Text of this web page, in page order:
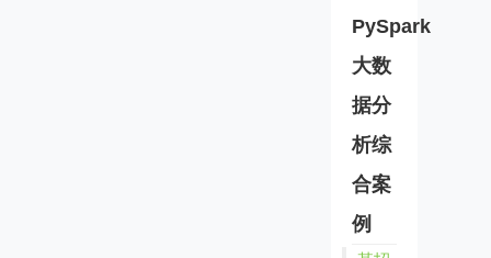
PySpark
大数
据分
析综
合案
例